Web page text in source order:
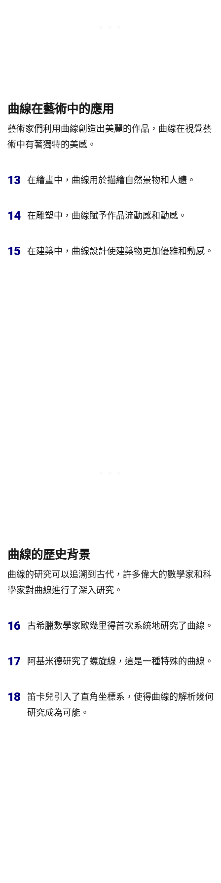
曲線在藝術中的應用
藝術家們利用曲線創造出美麗的作品，曲線在視覺藝
術中有著獨特的美感。
13 在繪畫中，曲線用於描繪自然景物和人體。
14 在雕塑中，曲線賦予作品流動感和動感。
15 在建築中，曲線設計使建築物更加優雅和動感。
曲線的歷史背景
曲線的研究可以追溯到古代，許多偉大的數學家和科
學家對曲線進行了深入研究。
16 古希臘數學家歐幾里得首次系統地研究了曲線。
17 阿基米德研究了螺旋線，這是一種特殊的曲線。
18
笛卡兒引入了直角坐標系，使得曲線的解析幾何
研究成為可能。